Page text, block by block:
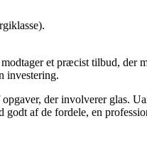
et præcist tilbud,
investering.
der involverer glas.
af de fordele, en